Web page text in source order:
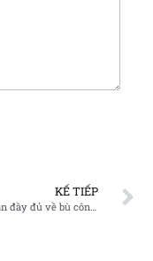
KẾ TIẾP
Hướng dẫn đầy đủ về bù công suất phản kháng trong ngành nhà máy thép bằng hệ thống SVG